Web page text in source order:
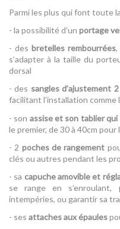
Parmi les plus qui font toute
- la possibilité d’un portage
- desbretelles rembourrées
s’adapter à la taille du
dorsal
- des sangles d’ajustement
facilitant l’installation comme
- son assise et son tablier
le premier, de 30 à 40cm pour
- 2 poches de rangement
clés ou autres pendant les
- sa capuche amovible et
se range en
intempéries, ou garantir sa
- ses attaches aux épaules